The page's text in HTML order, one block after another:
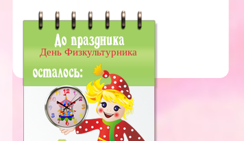
День Физкультурника